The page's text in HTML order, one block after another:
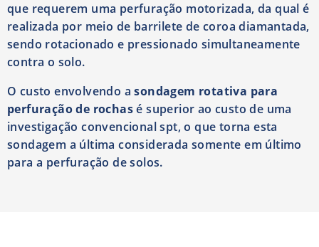
que requerem uma perfuração motorizada, da qual é
realizada por meio de barrilete de coroa diamantada,
sendo rotacionado e pressionado simultaneamente
contra o solo.
O custo envolvendo asondagem rotativa para
perfuração de rochasé superior ao custo de uma
investigação convencional spt, o que torna esta
sondagem a última considerada somente em último
para a perfuração de solos.